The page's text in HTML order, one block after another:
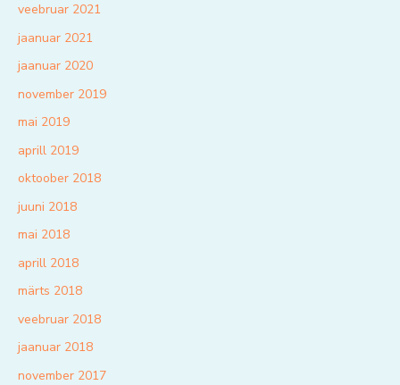
veebruar 2021
jaanuar 2021
jaanuar 2020
november 2019
mai 2019
aprill 2019
oktoober 2018
juuni 2018
mai 2018
aprill 2018
märts 2018
veebruar 2018
jaanuar 2018
november 2017